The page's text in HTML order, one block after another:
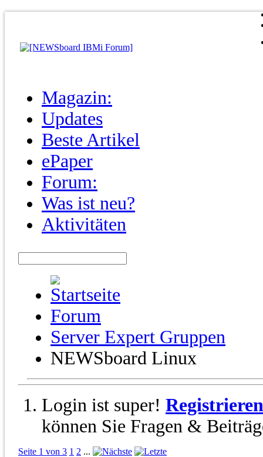
Magazin:
Updates
Beste Artikel
ePaper
Forum:
Was ist neu?
Aktivitäten
Forum
Server Expert Gruppen
NEWSboard Linux
Login ist super! Registrieren
können Sie Fragen &
Seite 1 von 3 1 2 ...